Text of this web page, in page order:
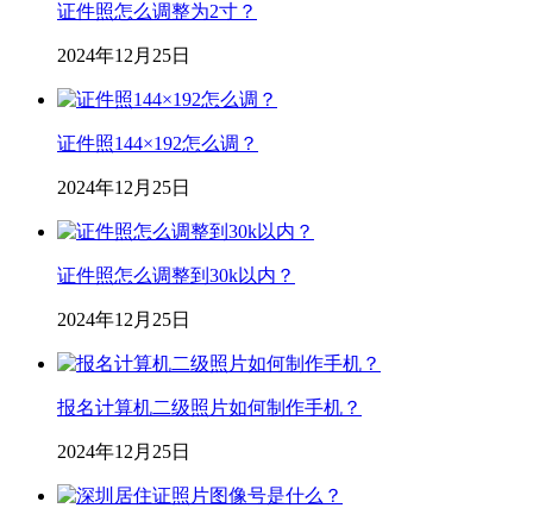
证件照怎么调整为2寸？
2024年12月25日
证件照144×192怎么调？
2024年12月25日
证件照怎么调整到30k以内？
2024年12月25日
报名计算机二级照片如何制作手机？
2024年12月25日